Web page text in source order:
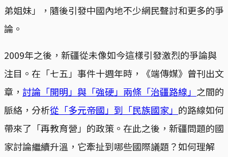
弟姐妹」，隨後引發中國內地不少網民聲討和更多的爭
論。
2009年之後，新疆從未像如今這樣引發激烈的爭論與
注目。在「七五」事件十週年時，《端傳媒》曾刊出文
章， 討論「開明」與「強硬」兩條「治疆路線」 之間的
脈絡，分析從「多元帝國」到「民族國家」 的路線如何
帶來了「再教育營」的政策。在此之後，新疆問題的國
家討論繼續升溫，它牽扯到哪些國際議題？如何理解